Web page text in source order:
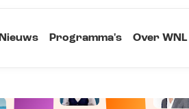
Nieuws Programma's Over WNL